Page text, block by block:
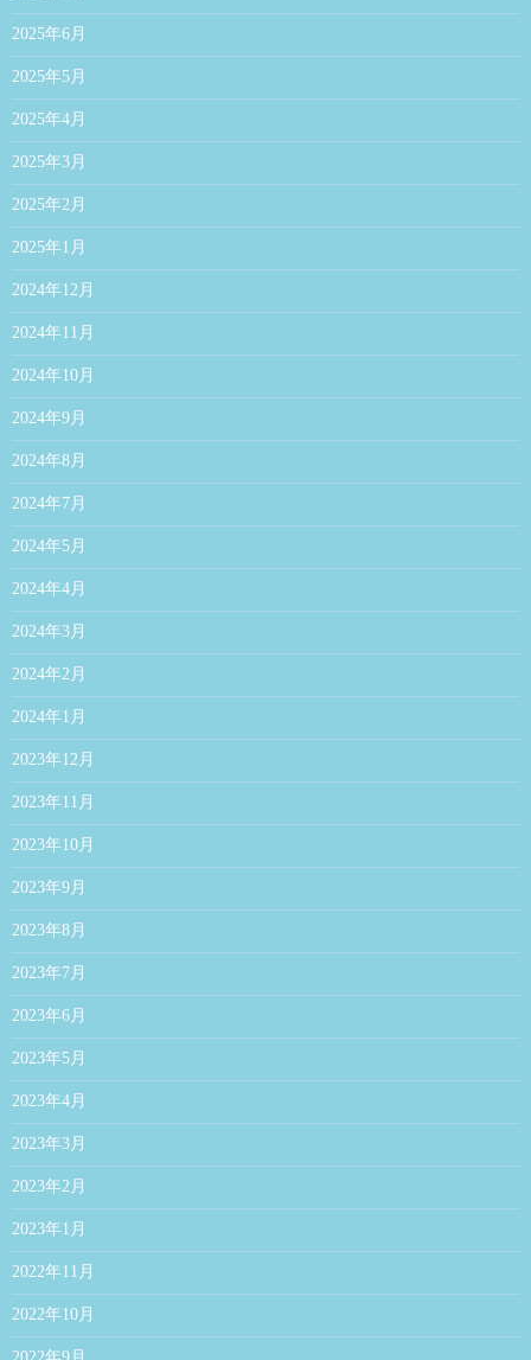
2025年6月
2025年5月
2025年4月
2025年3月
2025年2月
2025年1月
2024年12月
2024年11月
2024年10月
2024年9月
2024年8月
2024年7月
2024年5月
2024年4月
2024年3月
2024年2月
2024年1月
2023年12月
2023年11月
2023年10月
2023年9月
2023年8月
2023年7月
2023年6月
2023年5月
2023年4月
2023年3月
2023年2月
2023年1月
2022年11月
2022年10月